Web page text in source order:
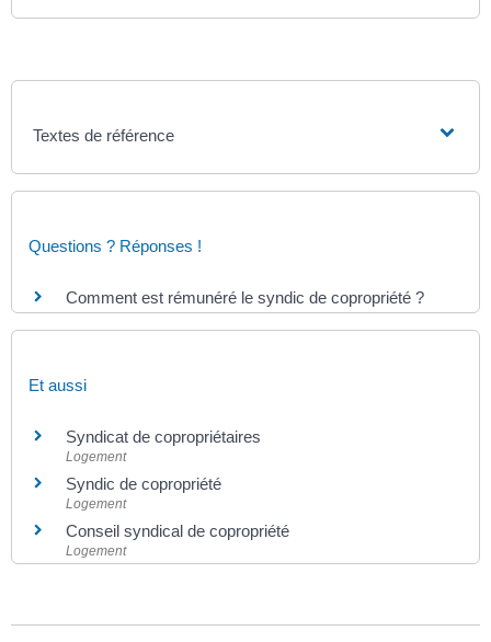
Textes de référence
Questions ? Réponses !
Comment est rémunéré le syndic de copropriété ?
Et aussi
Syndicat de copropriétaires
Logement
Syndic de copropriété
Logement
Conseil syndical de copropriété
Logement